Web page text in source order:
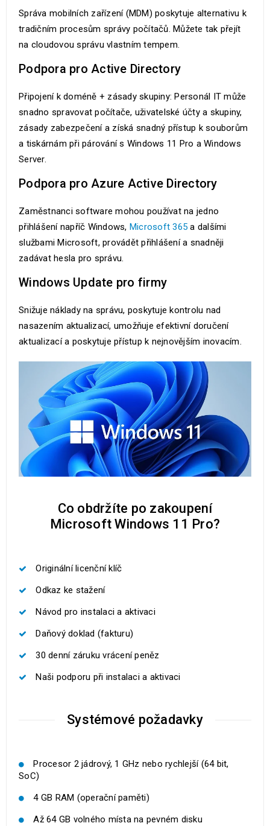
Správa mobilních zařízení (MDM) poskytuje alternativu k
tradičním procesům správy počítačů. Můžete tak přejít
na cloudovou správu vlastním tempem.
Podpora pro Active Directory
Připojení k doméně + zásady skupiny: Personál IT může
snadno spravovat počítače, uživatelské účty a skupiny,
zásady zabezpečení a získá snadný přístup k souborům
a tiskárnám při párování s Windows 11 Pro a Windows
Server.
Podpora pro Azure Active Directory
Zaměstnanci software mohou používat na jedno
přihlášení napříč Windows, Microsoft 365 a dalšími
službami Microsoft, provádět přihlášení a snadněji
zadávat hesla pro správu.
Windows Update pro firmy
Snižuje náklady na správu, poskytuje kontrolu nad
nasazením aktualizací, umožňuje efektivní doručení
aktualizací a poskytuje přístup k nejnovějším inovacím.
Co obdržíte po zakoupení
Microsoft Windows 11 Pro?
Originální licenční klíč
Odkaz ke stažení
Návod pro instalaci a aktivaci
Daňový doklad (fakturu)
30 denní záruku vrácení peněz
Naši podporu při instalaci a aktivaci
Systémové požadavky
Procesor 2 jádrový, 1 GHz nebo rychlejší (64 bit,
SoC)
4 GB RAM (operační paměti)
Až 64 GB volného místa na pevném disku